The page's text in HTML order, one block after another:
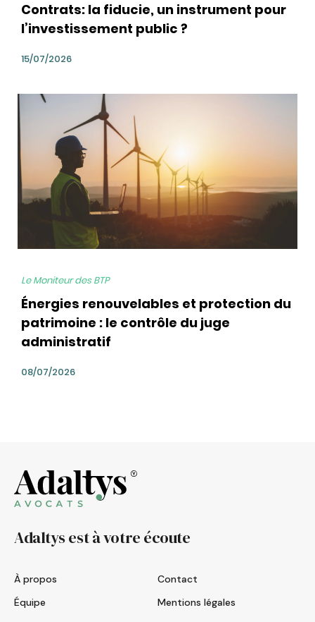
Contrats: la fiducie, un instrument pour
l’investissement public ?
15/07/2026
bg
Le Moniteur des BTP
Énergies renouvelables et protection du
patrimoine : le contrôle du juge
administratif
08/07/2026
Adaltys est à votre écoute
À propos
Équipe
Contact
Mentions légales